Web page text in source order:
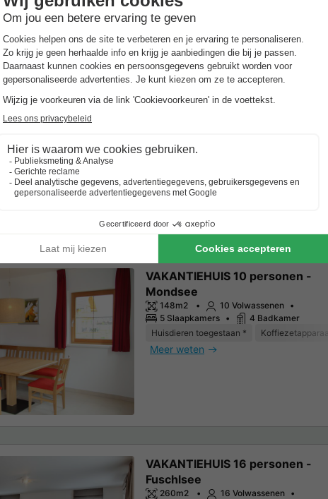
APPARTEMENT 4 personen -
Gosausee
82m2
4 Volwassenen
2 Slaapkamers
1 Badkamer
VAKANTIEHUIS 10 personen -
Mondsee
148m2
10 Volwassenen
5 Slaapkamers
4 Badkamer
Huisdieren toegestaan *
Koffiezetapparaat
Meer weten
VAKANTIEHUIS 16 personen -
Fuschlsee
260m2
16 Volwassenen